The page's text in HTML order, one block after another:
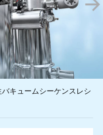
キュームシーケンスレシ